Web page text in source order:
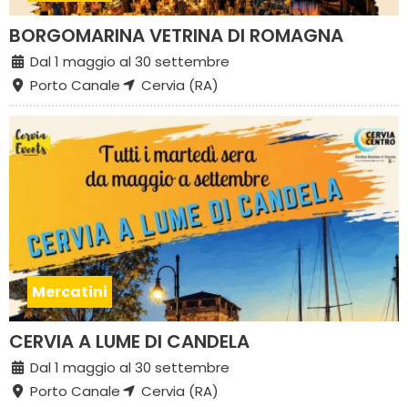
BORGOMARINA VETRINA DI ROMAGNA
Dal 1 maggio al 30 settembre
Porto Canale
Cervia (RA)
Mercatini
CERVIA A LUME DI CANDELA
Dal 1 maggio al 30 settembre
Porto Canale
Cervia (RA)